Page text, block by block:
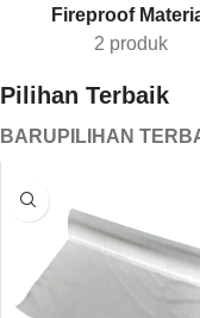
Fireproof
2 produk
Pilihan Terbaik
BARU PILIHAN